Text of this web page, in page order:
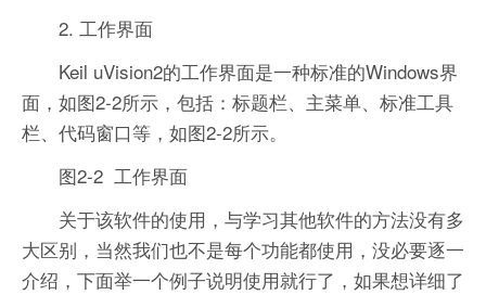
2. 工作界面
Keil uVision2的工作界面是一种标准的Windows界
面，如图2-2所示，包括：标题栏、主菜单、标准工具
栏、代码窗口等，如图2-2所示。
图2-2 工作界面
关于该软件的使用，与学习其他软件的方法没有多
大区别，当然我们也不是每个功能都使用，没必要逐一
介绍，下面举一个例子说明使用就行了，如果想详细了